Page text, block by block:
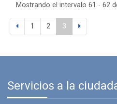
Mostrando el intervalo 61 - 62
1 2 3
Servicios a la